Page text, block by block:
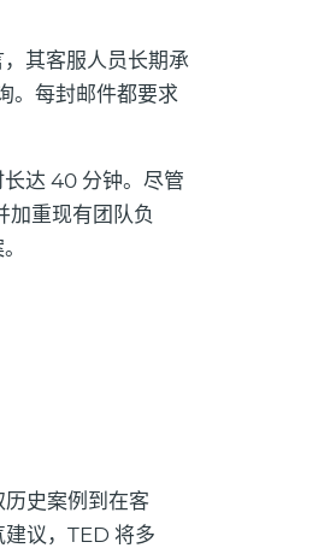
其客服人员长期承
。每封邮件都要求
达 40 分钟。尽管
加重现有团队负
史案例到在客
议，TED 将多